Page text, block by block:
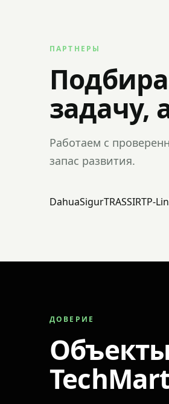
ПАРТНЕРЫ
задачу,
Работаем с
запас развития.
DahuaSigurTRASSIRTP-
ДОВЕРИЕ